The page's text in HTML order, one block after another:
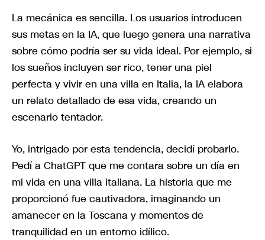
La mecánica es sencilla. Los usuarios introducen
sus metas en la IA, que luego genera una narrativa
sobre cómo podría ser su vida ideal. Por ejemplo, si
los sueños incluyen ser rico, tener una piel
perfecta y vivir en una villa en Italia, la IA elabora
un relato detallado de esa vida, creando un
escenario tentador.
Yo, intrigado por esta tendencia, decidí probarlo.
Pedí a ChatGPT que me contara sobre un día en
mi vida en una villa italiana. La historia que me
proporcionó fue cautivadora, imaginando un
amanecer en la Toscana y momentos de
tranquilidad en un entorno idílico.